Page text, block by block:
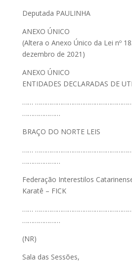
Deputada PAULINHA
ANEXO ÚNICO
(Altera o Anexo Único da Lei nº
dezembro de 2021)
ANEXO ÚNICO
ENTIDADES DECLARADAS DE
……
…………………
BRAÇO DO NORTE LEIS
……
…………………
Federação Interestilos
Karatê – FICK
……
…………………
(NR)
Sala das Sessões,